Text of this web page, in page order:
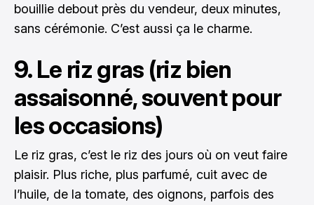
bouillie debout près du vendeur, deux minutes,
sans cérémonie. C’est aussi ça le charme.
9. Le riz gras (riz bien
assaisonné, souvent pour
les occasions)
Le riz gras, c’est le riz des jours où on veut faire
plaisir. Plus riche, plus parfumé, cuit avec de
l’huile, de la tomate, des oignons, parfois des